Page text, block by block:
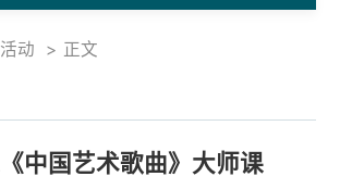
动 正文
中国艺术歌曲》大师课